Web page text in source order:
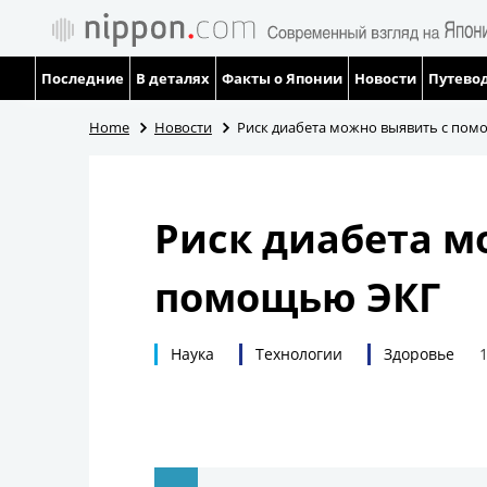
Последние В деталях Факты о Японии Новости
Home Новости Риск диабета можно выявить с
Риск диабета
помощью ЭКГ
Наука Технологии Здоровье